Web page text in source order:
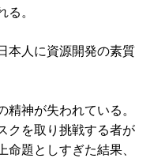
る。
本人に資源開発の素質
神が失われている。
クを取り挑戦する者が
題としすぎた結果、